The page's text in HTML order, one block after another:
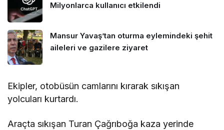
Milyonlarca kullanıcı etkilendi
Mansur Yavaş’tan oturma eylemindeki şehit
aileleri ve gazilere ziyaret
Ekipler, otobüsün camlarını kırarak sıkışan
yolcuları kurtardı.
Araçta sıkışan Turan Çağrıboğa kaza yerinde